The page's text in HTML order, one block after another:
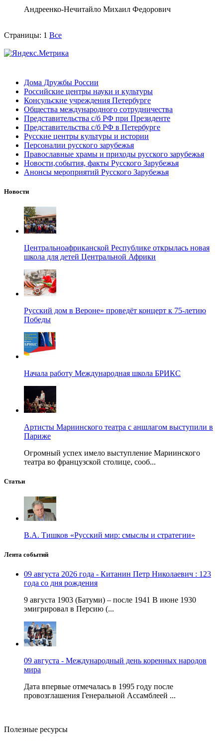
Андреенко-Нечитайло Михаил Федорович
Страницы: 1 Все
Дома Дружбы России
Российские центры науки и культуры
Консульские учреждения Петербурге
Общества международного сотрудничества
Представительства с/б РФ при Президенте
Представительства с/б РФ в Петербурге
Русские центры культуры и истории
Персоналии русского зарубежья
Православные храмы и приходы русского зарубежья
Новости,события, факты Русского Зарубежья
Анонсы мероприятий Русского Зарубежья
Новости
Центральноафриканской Республике открылась новая
школа для детей Центральной Африки
Русский дом в Вероне» проведёт концерт к 75-летию
Победы
Начала работу Международная школа БРИКС
Артисты Мариинского театра с аншлагом выступили в
Париже
Огромный успех имело выступление Мариинского
театра во французской столице, сооб...
Статьи
В.А. Тишков «Русский мир: смыслы и стратегии»
Лента событий
09 августа 2026 года - Китанин Петр Николаевич : 123
года со дня рождения
9 августа 1903 (Батуми) – после 1941 В июне 1930
эмигрировал в Персию (...
09 августа - Международный день коренных народов
мира
Дата впервые отмечалась в 1995 году после
провозглашения Генеральной Ассамблеей ...
Полезные ресурсы